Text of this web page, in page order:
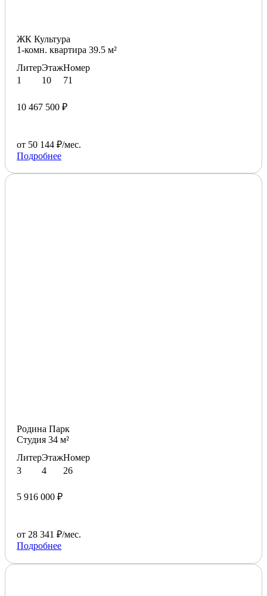
ЖК Культура
1-комн. квартира 39.5 м²
Литер
1
Этаж
10
Номер
71
10 467 500 ₽
от 50 144 ₽/мес.
Подробнее
Родина Парк
Студия 34 м²
Литер
3
Этаж
4
Номер
26
5 916 000 ₽
от 28 341 ₽/мес.
Подробнее